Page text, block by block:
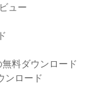
ュー
料ダウンロード
ンロード